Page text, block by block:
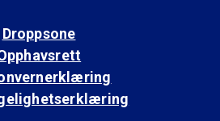
Droppsone